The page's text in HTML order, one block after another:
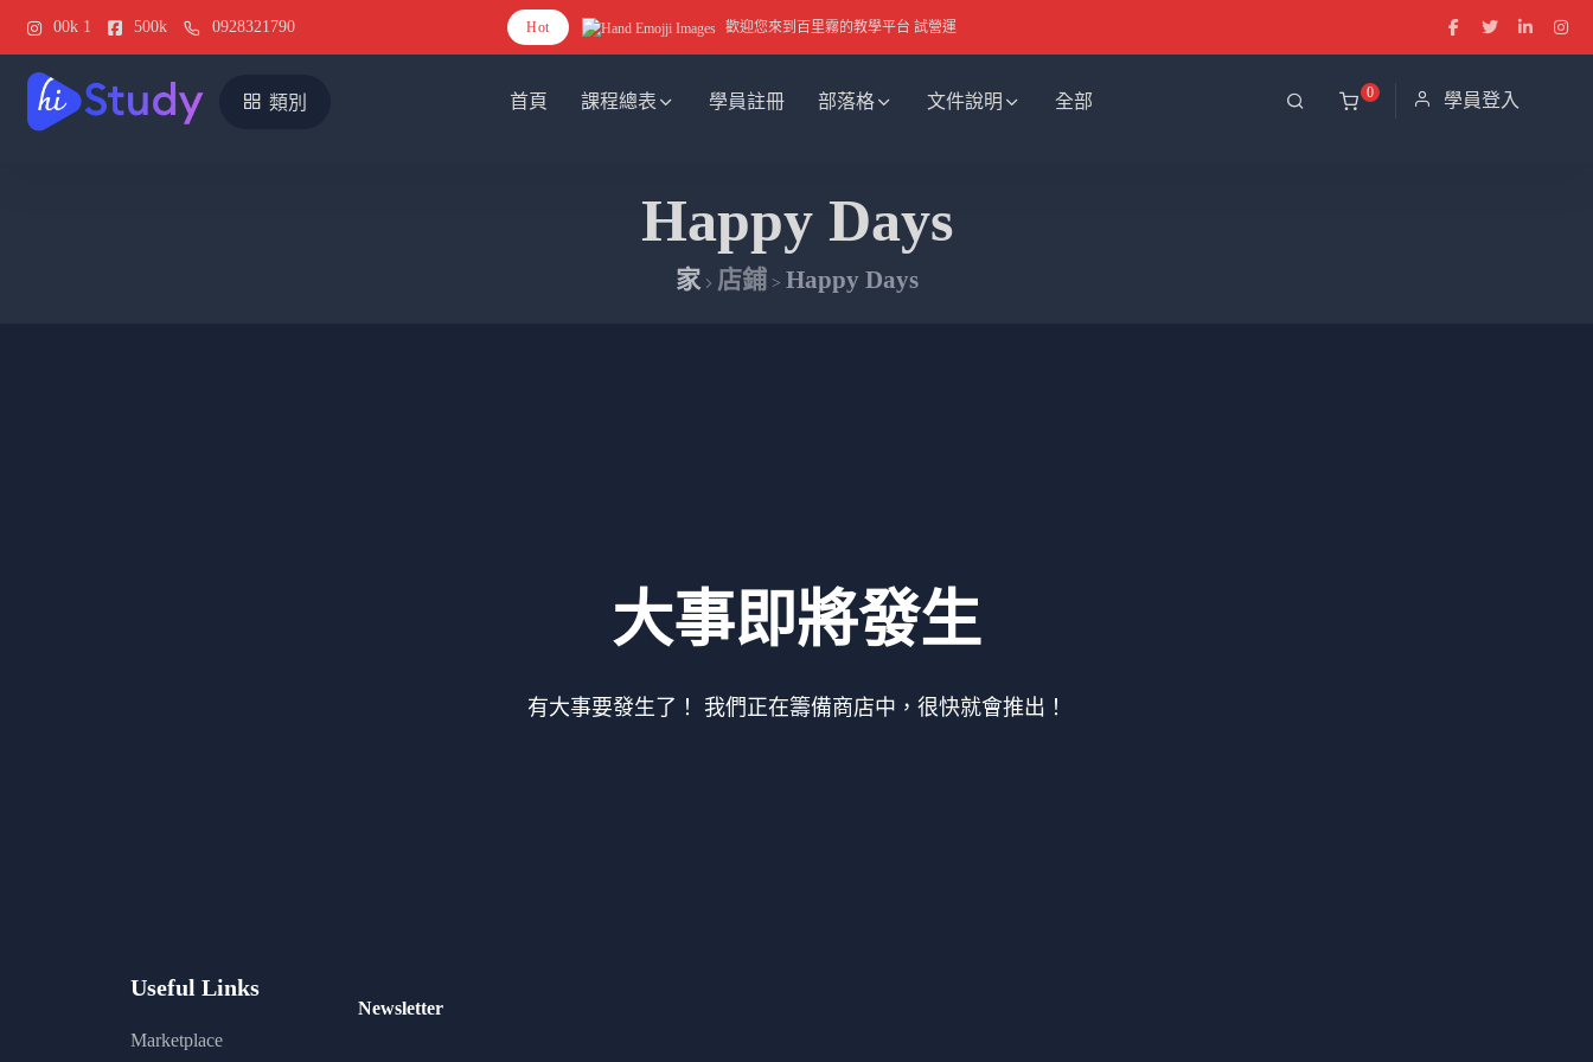
00k 1 500k 0928321790 Hot 歡迎您來到百里霧的教學平台 試營運
類別 首頁 課程總表 學員註冊 部落格 文件說明 全部 0 學員登入
Happy Days
家 店鋪 > Happy Days
大事即將發生
有大事要發生了！ 我們正在籌備商店中，很快就會推出！
Useful Links
Marketplace
Newsletter